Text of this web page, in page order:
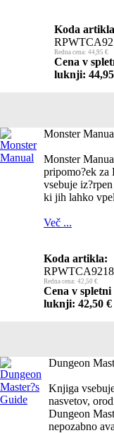
Koda
Redna cena: 44,95 €
Cena v
luknji:
Monster
Monster
pripomo?ek za
vsebuje
ki jih lahko
Več ...
Koda artikla:
Redna cena: 42,50 €
Cena v
luknji: 42,50 €
Dungeon
Knjiga
nasvetov,
Dungeon
nepozabno